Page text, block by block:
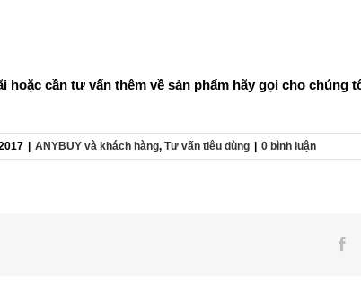
cần tư vấn thêm về sản phẩm hãy gọi cho chúng
ANYBUY và khách hàng, Tư vấn tiêu dùng 0 bình luận